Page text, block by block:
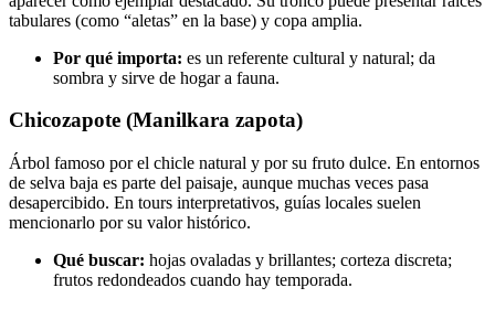
tabulares (como “aletas” en la base) y copa amplia.
Por qué importa: es un referente cultural y natural; da
sombra y sirve de hogar a fauna.
Chicozapote (Manilkara zapota)
Árbol famoso por el chicle natural y por su fruto dulce. En entornos
de selva baja es parte del paisaje, aunque muchas veces pasa
desapercibido. En tours interpretativos, guías locales suelen
mencionarlo por su valor histórico.
Qué buscar: hojas ovaladas y brillantes; corteza discreta;
frutos redondeados cuando hay temporada.